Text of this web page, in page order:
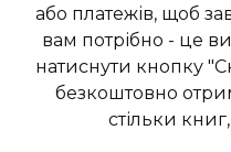
або платежів, щоб
вам потрібно - це
натиснути кнопку
безкоштовно
стільки